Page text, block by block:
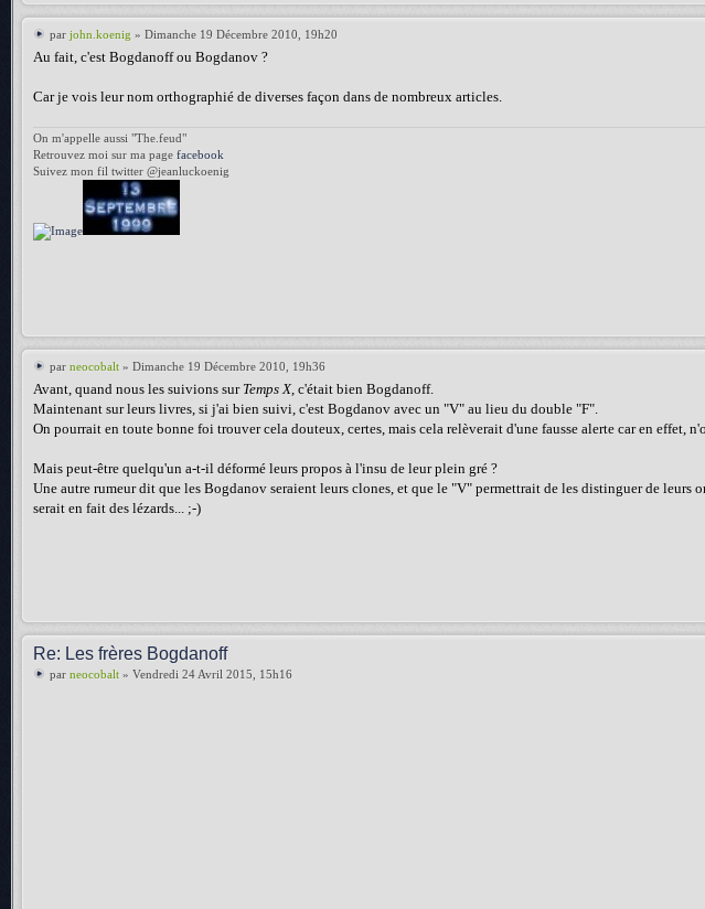
par john.koenig » Dimanche 19 Décembre 2010, 19h20
Au fait, c'est Bogdanoff ou Bogdanov ?
Car je vois leur nom orthographié de diverses façon dans de nombreux articles.
On m'appelle aussi "The.feud"
Retrouvez moi sur ma page facebook
Suivez mon fil twitter @jeanluckoenig
par neocobalt » Dimanche 19 Décembre 2010, 19h36
Avant, quand nous les suivions sur Temps X, c'était bien Bogdanoff.
Maintenant sur leurs livres, si j'ai bien suivi, c'est Bogdanov avec un "V" au lieu du double "F".
On pourrait en toute bonne foi trouver cela douteux, certes, mais cela relèverait d'une fausse alerte car en effet,
Mais peut-être quelqu'un a-t-il déformé leurs propos à l'insu de leur plein gré ?
Une autre rumeur dit que les Bogdanov seraient leurs clones, et que le "V" permettrait de les distinguer de
serait en fait des lézards... ;-)
Re: Les frères Bogdanoff
par neocobalt » Vendredi 24 Avril 2015, 15h16